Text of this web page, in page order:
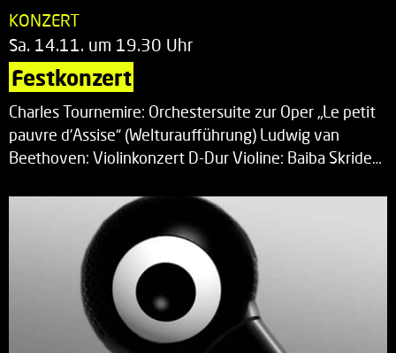
KONZERT
Sa. 14.11. um 19.30 Uhr
Festkonzert
Charles Tournemire: Orchestersuite zur Oper „Le petit
pauvre d’Assise“ (Welturaufführung) Ludwig van
Beethoven: Violinkonzert D-Dur Violine: Baiba Skride…